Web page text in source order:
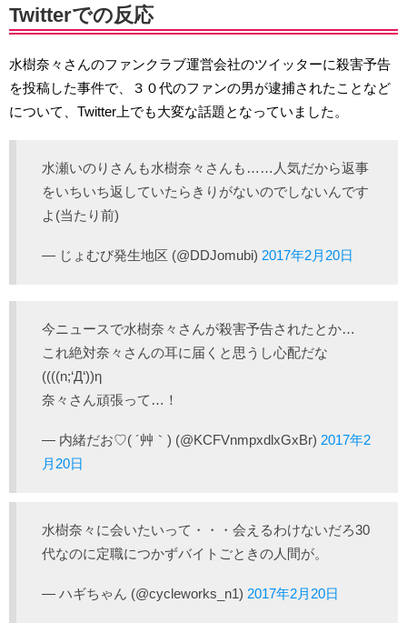
Twitterでの反応
水樹奈々さんのファンクラブ運営会社のツイッターに殺害予告
を投稿した事件で、３０代のファンの男が逮捕されたことなど
について、Twitter上でも大変な話題となっていました。
水瀬いのりさんも水樹奈々さんも……人気だから返事
をいちいち返していたらきりがないのでしないんです
よ(当たり前)
— じょむび発生地区 (@DDJomubi) 2017年2月20日
今ニュースで水樹奈々さんが殺害予告されたとか…
これ絶対奈々さんの耳に届くと思うし心配だな
((((n;‘Д‘))η
奈々さん頑張って…！
— 内緒だお♡( ´艸｀) (@KCFVnmpxdlxGxBr) 2017年2
月20日
水樹奈々に会いたいって・・・会えるわけないだろ30
代なのに定職につかずバイトごときの人間が。
— ハギちゃん (@cycleworks_n1) 2017年2月20日